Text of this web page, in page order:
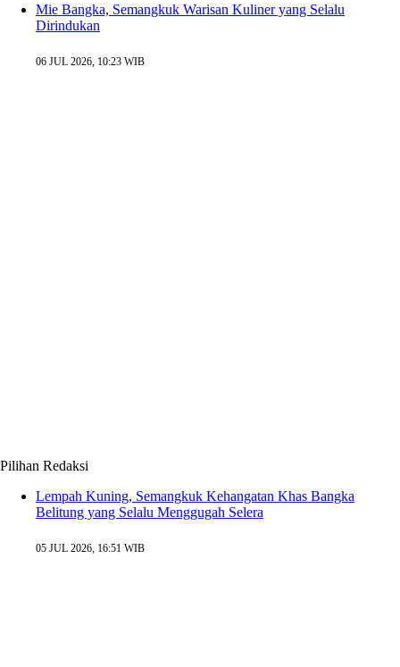
Mie Bangka, Semangkuk Warisan Kuliner yang Selalu
Dirindukan
06 JUL 2026, 10:23 WIB
Pilihan Redaksi
Lempah Kuning, Semangkuk Kehangatan Khas Bangka
Belitung yang Selalu Menggugah Selera
05 JUL 2026, 16:51 WIB